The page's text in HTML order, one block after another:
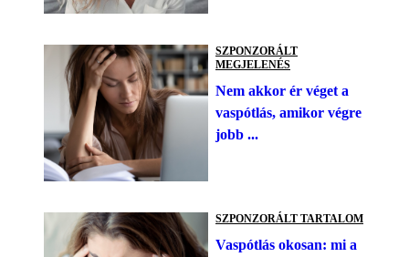
SZPONZORÁLT
MEGJELENÉS
Nem akkor ér véget a
vaspótlás, amikor végre
jobb ...
SZPONZORÁLT TARTALOM
Vaspótlás okosan: mi a